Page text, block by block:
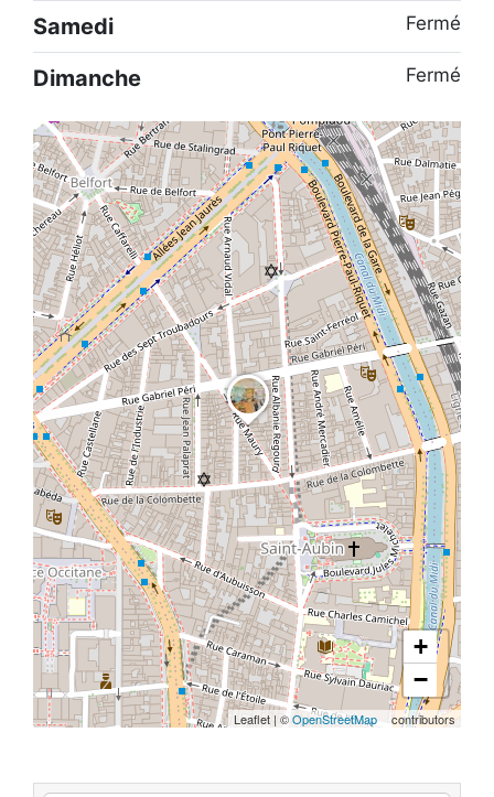
Samedi Fermé
Dimanche Fermé
+
−
Leaflet | ©OpenStreetMap contributors